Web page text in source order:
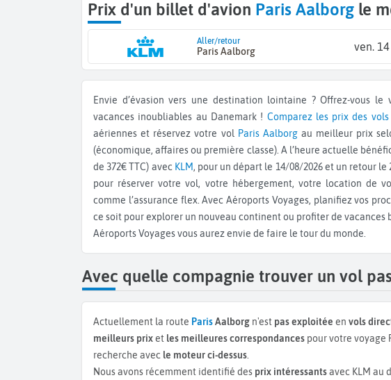
Prix d'un billet d'avion Paris Aalborg le
Aller/retour
Paris Aalborg ven.
Envie d’évasion vers une destination lointaine ? Offrez-vous le voyage de vos rêves à Aalborg pour des
vacances inoubliables au Danemark ! Comparez les prix des vols
aériennes et réservez votre vol Paris Aalborgau meilleur prix
(économique, affaires ou première classe). A l’heure actuelle
de 372€ TTC) avec KLM, pour un départ le 14/08/2026 et un retour le
pour réserver votre vol, votre hébergement, votre location de
comme l’assurance flex. Avec Aéroports Voyages, planifiez vos
ce soit pour explorer un nouveau continent ou profiter de
Aéroports Voyages vous aurez envie de faire le tour du monde.
Avec quelle compagnie trouver un vol
Actuellement la route ParisAalborg n'est pas exploitée en vols
meilleurs prixet les meilleures correspondances pour votre voyage
recherche avec le moteur ci-dessus
Nous avons récemment identifié des prix intéressantsavec KLM au